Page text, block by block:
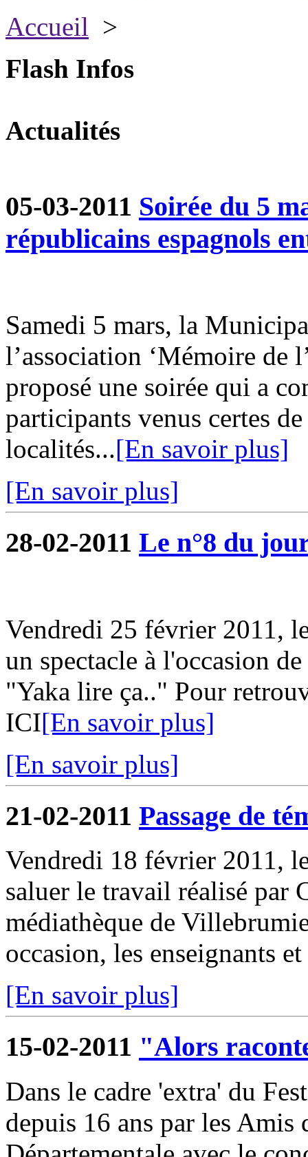
Accueil >
Flash Infos
Actualités
05-03-2011 Soirée du 5
républicains espagnols
Samedi 5 mars, la
l’association ‘Mémoire de
proposé une soirée qui a
participants venus certes
localités...[En savoir plus]
[En savoir plus]
28-02-2011 Le n°8 du
Vendredi 25 février 2011,
un spectacle à l'occasion
"Yaka lire ça.." Pour
ICI[En savoir plus]
[En savoir plus]
21-02-2011 Passage de
Vendredi 18 février 2011,
saluer le travail réalisé par
médiathèque de
occasion, les enseignants
[En savoir plus]
15-02-2011 "Alors
Dans le cadre 'extra' du
depuis 16 ans par les Amis